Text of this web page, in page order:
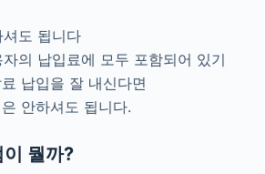
도 됩니다
의 납입료에 모두 포함되어 있기
납입을 잘 내신다면
안하셔도 됩니다.
뭘까?